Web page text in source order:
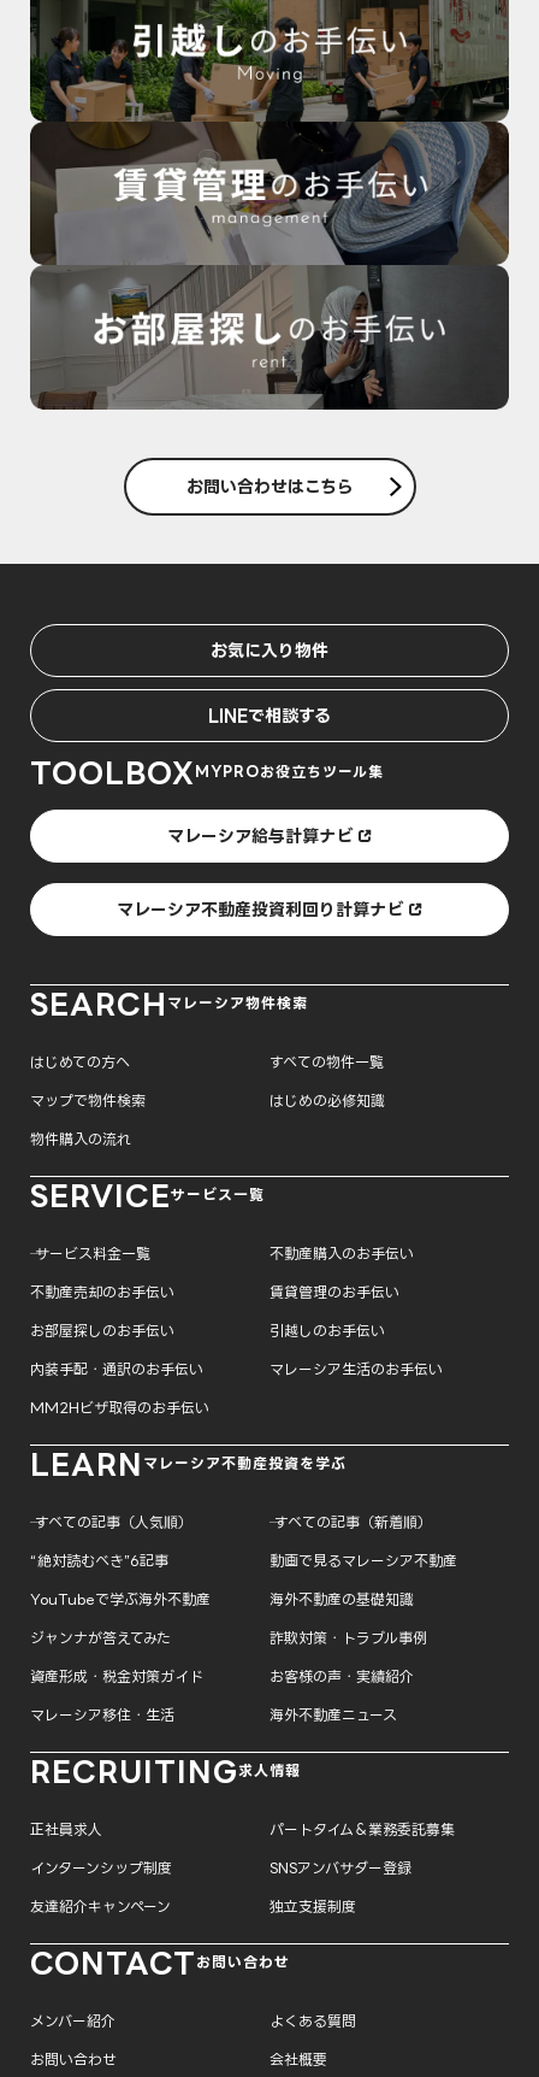
お問い合わせはこちら
お気に入り物件
LINEで相談する
MYPROお役立ちツール集
TOOLBOX
マレーシア給与計算ナビ
マレーシア不動産投資利回り計算ナビ
マレーシア物件検索
SEARCH
はじめての方へ すべての物件一覧
マップで物件検索 はじめの必修知識
物件購入の流れ
サービス一覧
SERVICE
─ サービス料金一覧 不動産購入のお手伝い
不動産売却のお手伝い 賃貸管理のお手伝い
お部屋探しのお手伝い 引越しのお手伝い
内装手配・通訳のお手伝い マレーシア生活のお手伝い
MM2Hビザ取得のお手伝い
マレーシア不動産投資を学ぶ
LEARN
─ すべての記事（人気順） ─ すべての記事（新着順）
“絶対読むべき”6記事 動画で見るマレーシア不動産
YouTubeで学ぶ海外不動産 海外不動産の基礎知識
ジャンナが答えてみた 詐欺対策・トラブル事例
資産形成・税金対策ガイド お客様の声・実績紹介
マレーシア移住・生活 海外不動産ニュース
求人情報
RECRUITING
正社員求人 パートタイム＆業務委託募集
インターンシップ制度 SNSアンバサダー登録
友達紹介キャンペーン 独立支援制度
お問い合わせ
CONTACT
メンバー紹介 よくある質問
お問い合わせ 会社概要